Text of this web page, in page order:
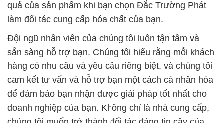
quả của sản phẩm khi bạn chọn Đắc Trường Phát
làm đối tác cung cấp hóa chất của bạn.
Đội ngũ nhân viên của chúng tôi luôn tận tâm và
sẵn sàng hỗ trợ bạn. Chúng tôi hiểu rằng mỗi khách
hàng có nhu cầu và yêu cầu riêng biệt, và chúng tôi
cam kết tư vấn và hỗ trợ bạn một cách cá nhân hóa
để đảm bảo bạn nhận được giải pháp tốt nhất cho
doanh nghiệp của bạn. Không chỉ là nhà cung cấp,